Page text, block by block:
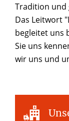
Tradition und
Das Leitwort
begleitet uns
Sie uns
wir uns und